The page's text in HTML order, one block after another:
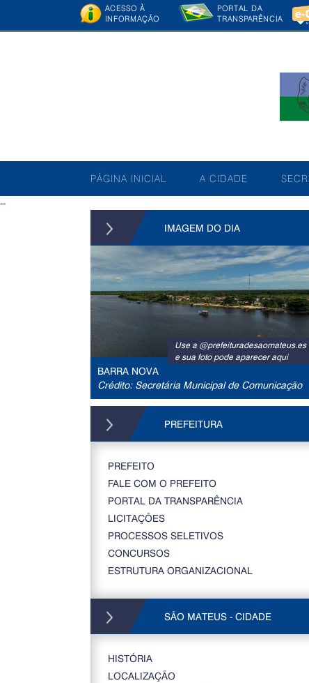
ACESSO À
INFORMAÇÃO
PORTAL DA
TRANSPARÊNCIA
PÁGINA INICIAL A CIDADE
--
IMAGEM DO DIA
Use a @prefeituradesaomateus.es
e sua foto pode aparecer aqui
BARRA NOVA
Crédito: Secretária Municipal de Comunicação
PREFEITURA
PREFEITO
FALE COM O PREFEITO
PORTAL DA TRANSPARÊNCIA
LICITAÇÕES
PROCESSOS SELETIVOS
CONCURSOS
ESTRUTURA ORGANIZACIONAL
SÃO MATEUS - CIDADE
HISTÓRIA
LOCALIZAÇÃO